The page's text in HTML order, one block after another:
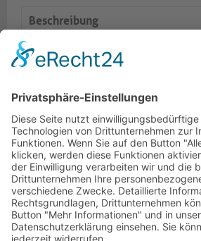
Beschreibung
Features
Logistik
Ähnliche Artikel
HOTLINE